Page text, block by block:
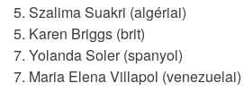
5. Szalima Suakri (algériai)
5. Karen Briggs (brit)
7. Yolanda Soler (spanyol)
7. Maria Elena Villapol (venezuelai)